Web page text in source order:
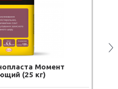
Момент
(25 кг)